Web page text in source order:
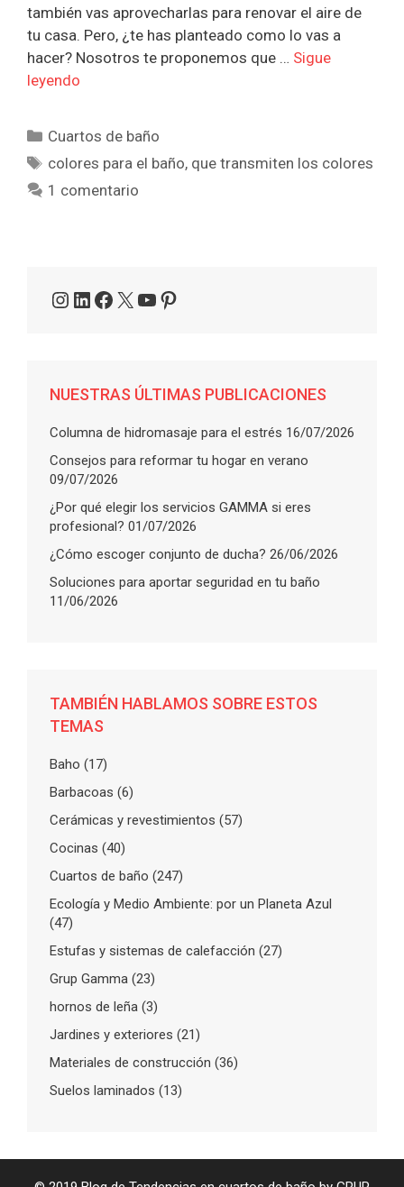
también vas aprovecharlas para renovar el aire de
tu casa. Pero, ¿te has planteado como lo vas a
hacer? Nosotros te proponemos que … Sigue
leyendo
Categorías
Cuartos de baño
Etiquetas
colores para el baño, que transmiten los colores
1 comentario
Instagram
LinkedIn
Facebook
X YouTube
Pinterest
NUESTRAS ÚLTIMAS PUBLICACIONES
Columna de hidromasaje para el estrés 16/07/2026
Consejos para reformar tu hogar en verano
09/07/2026
¿Por qué elegir los servicios GAMMA si eres
profesional? 01/07/2026
¿Cómo escoger conjunto de ducha? 26/06/2026
Soluciones para aportar seguridad en tu baño
11/06/2026
TAMBIÉN HABLAMOS SOBRE ESTOS
TEMAS
Baho (17)
Barbacoas (6)
Cerámicas y revestimientos (57)
Cocinas (40)
Cuartos de baño (247)
Ecología y Medio Ambiente: por un Planeta Azul
(47)
Estufas y sistemas de calefacción (27)
Grup Gamma (23)
hornos de leña (3)
Jardines y exteriores (21)
Materiales de construcción (36)
Suelos laminados (13)